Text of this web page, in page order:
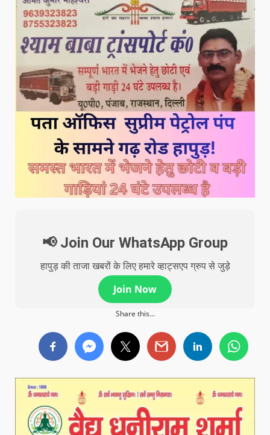
📢 Join Our WhatsApp Group
हापुड़ की ताजा खबरों के लिए हमारे व्हाट्सएप ग्रुप से जुड़े
Join Now
Share this...